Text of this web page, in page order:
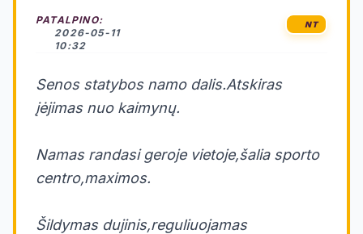
PATALPINO:
2026-05-11
10:32
NT
Senos statybos namo dalis.Atskiras
įėjimas nuo kaimynų.
Namas randasi geroje vietoje,šalia sporto
centro,maximos.
Šildymas dujinis,reguliuojamas